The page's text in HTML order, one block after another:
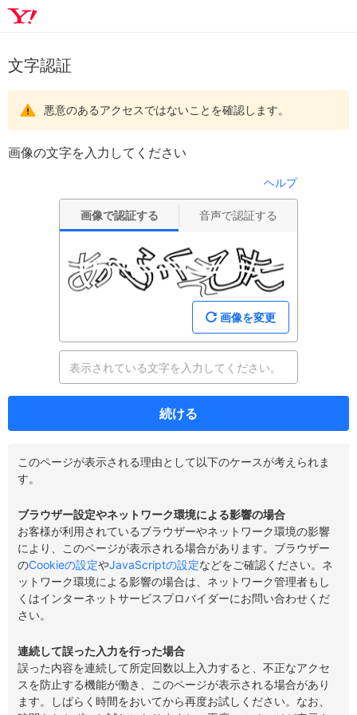
文字認証
悪意のあるアクセスではないことを確認します。
画像の文字を入力してください
ヘルプ
画像で認証する 音声で認証する
画像を変更
続ける
このページが表示される理由として以下のケースが考えられま
す。
ブラウザー設定やネットワーク環境による影響の場合
お客様が利用されているブラウザーやネットワーク環境の影響
により、このページが表示される場合があります。ブラウザー
のCookieの設定やJavaScriptの設定などをご確認ください。ネ
ットワーク環境による影響の場合は、ネットワーク管理者もし
くはインターネットサービスプロバイダーにお問い合わせくだ
さい。
連続して誤った入力を行った場合
誤った内容を連続して所定回数以上入力すると、不正なアクセ
スを防止する機能が働き、このページが表示される場合があり
ます。しばらく時間をおいてから再度お試しください。なお、